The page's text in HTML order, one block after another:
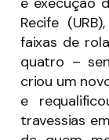
Recife
faixas de
quatro –
criou um
e
travessias